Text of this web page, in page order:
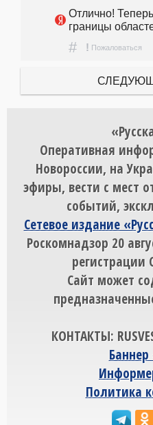
Отлично!
границы
# ! Пожаловаться
Оперативная
Новороссии, на
эфиры, вести с мест
событий,
Сетевое издание
Роскомнадзор 20
Сайт может
КОНТАКТЫ:
Политика